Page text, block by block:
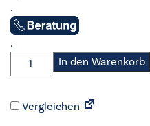
.
.
AEG
-
-
In den Warenkorb
Vergleichen